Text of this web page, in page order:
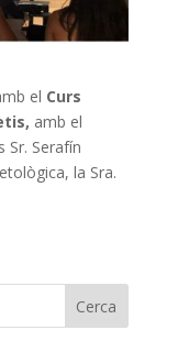
el Curs
amb el
Sr. Serafín
la Sra.